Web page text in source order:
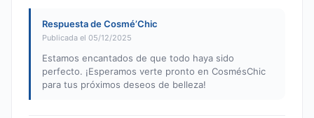
Respuesta de Cosmé’Chic
Publicada el 05/12/2025
Estamos encantados de que todo haya sido
perfecto. ¡Esperamos verte pronto en CosmésChic
para tus próximos deseos de belleza!